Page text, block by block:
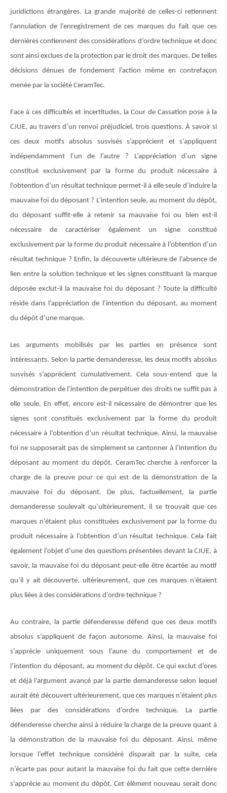
juridictions étrangères. La grande majorité de celles-ci retiennent
l’annulation de l’enregistrement de ces marques du fait que ces
dernières contiennent des considérations d’ordre technique et donc
sont ainsi exclues de la protection par le droit des marques. De telles
décisions dénues de fondement l’action même en contrefaçon
menée par la société CeramTec.
Face à ces difficultés et incertitudes, la Cour de Cassation pose à la
CJUE, au travers d’un renvoi préjudiciel, trois questions. À savoir si
ces deux motifs absolus susvisés s’apprécient et s’appliquent
indépendamment l’un de l’autre ? L’appréciation d’un signe
constitué exclusivement par la forme du produit nécessaire à
l’obtention d’un résultat technique permet-il à elle seule d’induire la
mauvaise foi du déposant ? L’intention seule, au moment du dépôt,
du déposant suffit-elle à retenir sa mauvaise foi ou bien est-il
nécessaire de caractériser également un signe constitué
exclusivement par la forme du produit nécessaire à l’obtention d’un
résultat technique ? Enfin, la découverte ultérieure de l’absence de
lien entre la solution technique et les signes constituant la marque
déposée exclut-il la mauvaise foi du déposant ? Toute la difficulté
réside dans l’appréciation de l’intention du déposant, au moment
du dépôt d’une marque.
Les arguments mobilisés par les parties en présence sont
intéressants. Selon la partie demanderesse, les deux motifs absolus
susvisés s’apprécient cumulativement. Cela sous-entend que la
démonstration de l’intention de perpétuer des droits ne suffit pas à
elle seule. En effet, encore est-il nécessaire de démontrer que les
signes sont constitués exclusivement par la forme du produit
nécessaire à l’obtention d’un résultat technique. Ainsi, la mauvaise
foi ne supposerait pas de simplement se cantonner à l’intention du
déposant au moment du dépôt. CeramTec cherche à renforcer la
charge de la preuve pour ce qui est de la démonstration de la
mauvaise foi du déposant. De plus, factuellement, la partie
demanderesse soulevait qu’ultérieurement, il se trouvait que ces
marques n’étaient plus constituées exclusivement par la forme du
produit nécessaire à l’obtention d’un résultat technique. Cela fait
également l’objet d’une des questions présentées devant la CJUE, à
savoir, la mauvaise foi du déposant peut-elle être écartée au motif
qu’il y ait découverte, ultérieurement, que ces marques n’étaient
plus liées à des considérations d’ordre technique ?
Au contraire, la partie défenderesse défend que ces deux motifs
absolus s’appliquent de façon autonome. Ainsi, la mauvaise foi
s’apprécie uniquement sous l’aune du comportement et de
l’intention du déposant, au moment du dépôt. Ce qui exclut d’ores
et déjà l’argument avancé par la partie demanderesse selon lequel
aurait été découvert ultérieurement, que ces marques n’étaient plus
liées par des considérations d’ordre technique. La partie
défenderesse cherche ainsi à réduire la charge de la preuve quant à
la démonstration de la mauvaise foi du déposant. Ainsi, même
lorsque l’effet technique considéré disparait par la suite, cela
n’écarte pas pour autant la mauvaise foi du fait que cette dernière
s’apprécie au moment du dépôt. Cet élément nouveau serait donc